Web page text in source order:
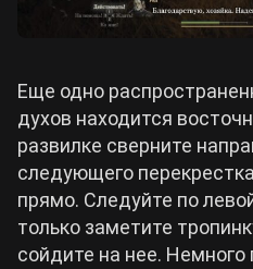
Еще одно
духов находится
развилке сверните
следующего
прямо. Следуйте по
только заметите
сойдите на нее. Немного